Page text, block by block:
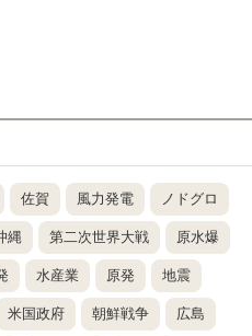
佐賀 風力発電 ノドグロ
縄 第二次世界大戦 原水爆
水産業 原発 地震
米国政府 朝鮮戦争 広島